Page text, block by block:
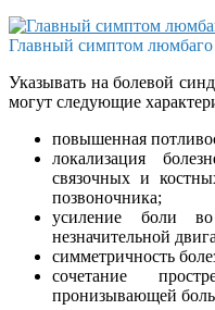
Главный симптом люмбаго
Указывать на болевой
могут следующие
повышенная
локализация
связочных и
позвоночника;
усиление боли
незначительной
симметричность
сочетание
пронизывающей